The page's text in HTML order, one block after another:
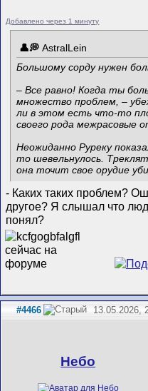
Добавлено через 1 минуту
AstralLein
Большому сорду нужен
– Все равно! Когда ты
множество проблем, –
ли в этом есть что-то
своего рода межрасовые
Неожиданно Руреку
то шевельнулось.
она точит свое орудие
- Каких таких проблем?
другое? Я слышал что
понял?
#4466 13.05.2026,
Небо